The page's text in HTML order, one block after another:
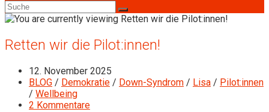
search
Retten wir die Pilot:innen!
Beitrag
veröffentlicht:
12. November 2025
Beitrags-
Kategorie:
BLOG / Demokratie / Down-Syndrom / Lisa / Pilot:innen
/ Wellbeing
Beitrags-
2 Kommentare